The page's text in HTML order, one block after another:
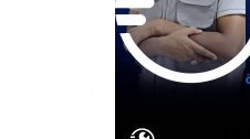
التأسيس
السعودي1445-اضغط